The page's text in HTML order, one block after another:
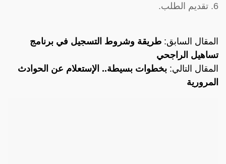
6. تقديم الطلب.
المقال السابق: طريقة وشروط التسجيل في برنامج
تساهيل الراجحي
المقال التالي: بخطوات بسيطة.. الإستعلام عن الحوادث
المرورية